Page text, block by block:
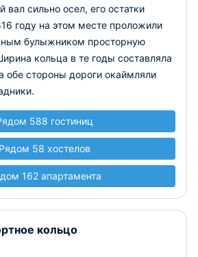
вал сильно осел, его остатки
году на этом месте проложили
булыжником просторную
кольца в те годы составляла
обе стороны дороги окаймляли
588 гостиниц
Рядом 58 хостелов
162 апартамента
кольцо